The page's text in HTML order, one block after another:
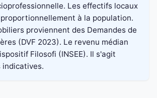
Les effectifs locaux
à la population.
proviennent des Demandes de
(DVF 2023). Le revenu médian
Filosofi (INSEE). Il s'agit